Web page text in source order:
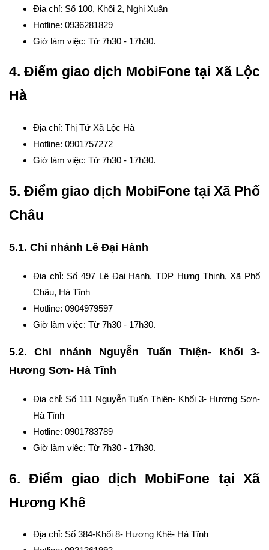
Địa chỉ: Số 100, Khối 2, Nghi Xuân
Hotline: 0936281829
Giờ làm việc: Từ 7h30 - 17h30.
4. Điểm giao dịch MobiFone tại Xã Lộc
Hà
Địa chỉ: Thị Tứ Xã Lộc Hà
Hotline: 0901757272
Giờ làm việc: Từ 7h30 - 17h30.
5. Điểm giao dịch MobiFone tại Xã Phố
Châu
5.1. Chi nhánh Lê Đại Hành
Địa chỉ: Số 497 Lê Đại Hành, TDP Hưng Thịnh, Xã Phố
Châu, Hà Tĩnh
Hotline: 0904979597
Giờ làm việc: Từ 7h30 - 17h30.
5.2. Chi nhánh Nguyễn Tuấn Thiện- Khối 3-
Hương Sơn- Hà Tĩnh
Địa chỉ: Số 111 Nguyễn Tuấn Thiện- Khối 3- Hương Sơn-
Hà Tĩnh
Hotline: 0901783789
Giờ làm việc: Từ 7h30 - 17h30.
6. Điểm giao dịch MobiFone tại Xã
Hương Khê
Địa chỉ: Số 384-Khối 8- Hương Khê- Hà Tĩnh